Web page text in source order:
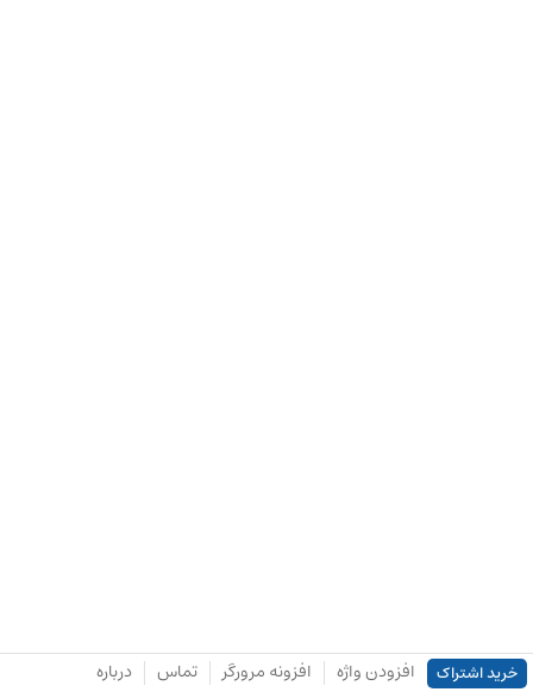
خرید اشتراک افزودن واژه افزونه مرورگر تماس درباره